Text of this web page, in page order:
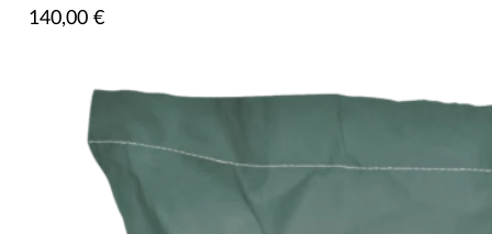
140,00 €